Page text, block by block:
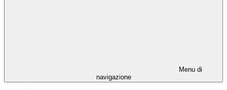
Menu di
navigazione